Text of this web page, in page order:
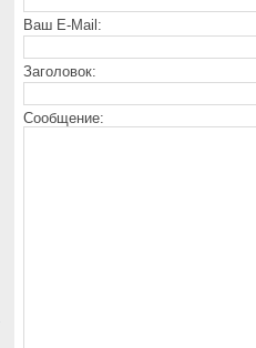
Ваш E-Mail:
Заголовок:
Сообщение: